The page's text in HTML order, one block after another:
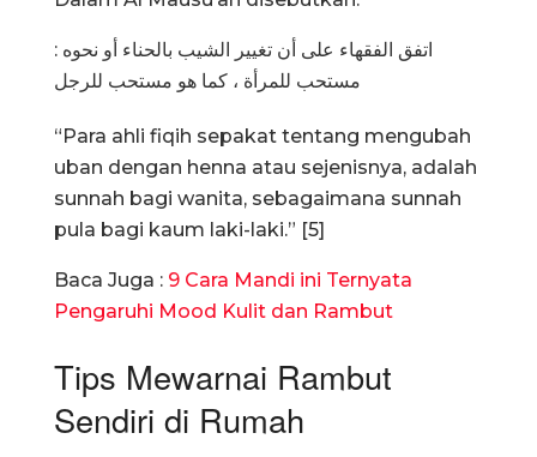
اتفق الفقهاء على أن تغيير الشيب بالحناء أو نحوه :
مستحب للمرأة ، كما هو مستحب للرجل
“Para ahli fiqih sepakat tentang mengubah
uban dengan henna atau sejenisnya, adalah
sunnah bagi wanita, sebagaimana sunnah
pula bagi kaum laki-laki.” [5]
Baca Juga : 9 Cara Mandi ini Ternyata
Pengaruhi Mood Kulit dan Rambut
Tips Mewarnai Rambut
Sendiri di Rumah